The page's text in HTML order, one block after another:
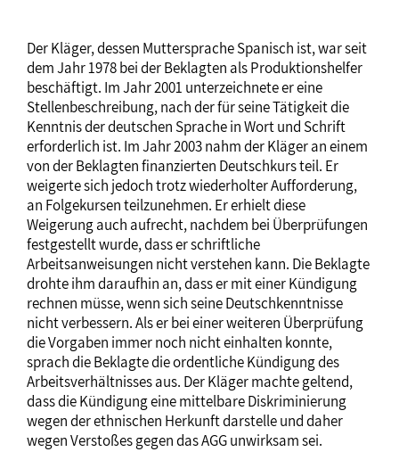
Der Kläger, dessen Muttersprache Spanisch ist, war seit
dem Jahr 1978 bei der Beklagten als Produktionshelfer
beschäftigt. Im Jahr 2001 unterzeichnete er eine
Stellenbeschreibung, nach der für seine Tätigkeit die
Kenntnis der deutschen Sprache in Wort und Schrift
erforderlich ist. Im Jahr 2003 nahm der Kläger an einem
von der Beklagten finanzierten Deutschkurs teil. Er
weigerte sich jedoch trotz wiederholter Aufforderung,
an Folgekursen teilzunehmen. Er erhielt diese
Weigerung auch aufrecht, nachdem bei Überprüfungen
festgestellt wurde, dass er schriftliche
Arbeitsanweisungen nicht verstehen kann. Die Beklagte
drohte ihm daraufhin an, dass er mit einer Kündigung
rechnen müsse, wenn sich seine Deutschkenntnisse
nicht verbessern. Als er bei einer weiteren Überprüfung
die Vorgaben immer noch nicht einhalten konnte,
sprach die Beklagte die ordentliche Kündigung des
Arbeitsverhältnisses aus. Der Kläger machte geltend,
dass die Kündigung eine mittelbare Diskriminierung
wegen der ethnischen Herkunft darstelle und daher
wegen Verstoßes gegen das AGG unwirksam sei.